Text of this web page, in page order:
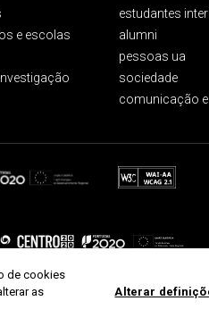
e escolas
estudantes
alumni
pessoas ua
sociedade
comunicação
de cookies
as
Alterar